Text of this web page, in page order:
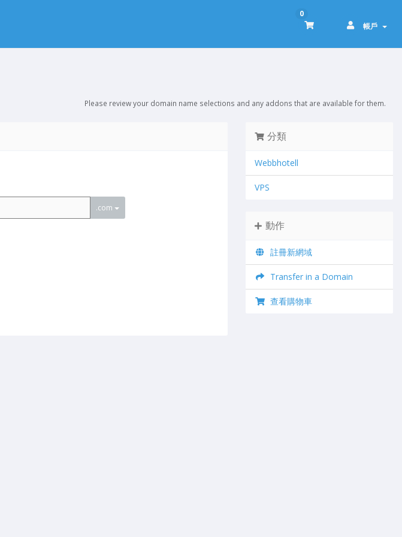
0
帳戶
Please review your domain name selections and any addons that are available for them.
.com
分類
Webbhotell
VPS
動作
註冊新網域
Transfer in a Domain
查看購物車